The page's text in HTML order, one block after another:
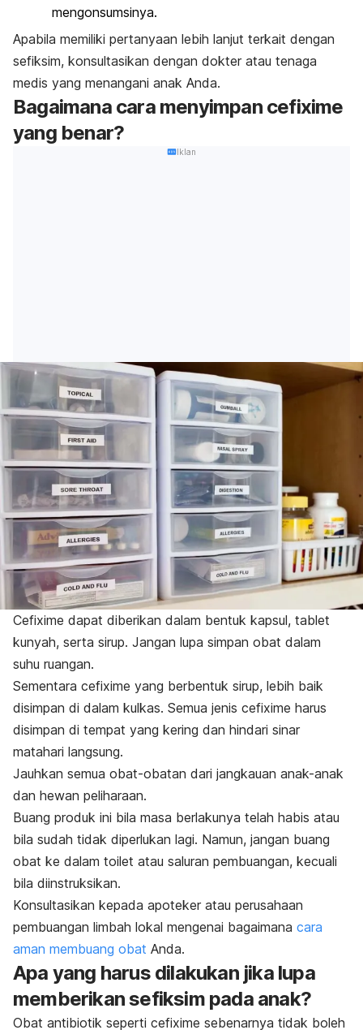
mengonsumsinya.
Apabila memiliki pertanyaan lebih lanjut terkait dengan
sefiksim, konsultasikan dengan dokter atau tenaga
medis yang menangani anak Anda.
Bagaimana cara menyimpan cefixime
yang benar?
Iklan
Cefixime dapat diberikan dalam bentuk kapsul, tablet
kunyah, serta sirup. Jangan lupa simpan obat dalam
suhu ruangan.
Sementara cefixime yang berbentuk sirup, lebih baik
disimpan di dalam kulkas. Semua jenis cefixime harus
disimpan di tempat yang kering dan hindari sinar
matahari langsung.
Jauhkan semua obat-obatan dari jangkauan anak-anak
dan hewan peliharaan.
Buang produk ini bila masa berlakunya telah habis atau
bila sudah tidak diperlukan lagi. Namun, jangan buang
obat ke dalam toilet atau saluran pembuangan, kecuali
bila diinstruksikan.
Konsultasikan kepada apoteker atau perusahaan
pembuangan limbah lokal mengenai bagaimana cara
aman membuang obat Anda.
Apa yang harus dilakukan jika lupa
memberikan sefiksim pada anak?
Obat antibiotik seperti cefixime sebenarnya tidak boleh